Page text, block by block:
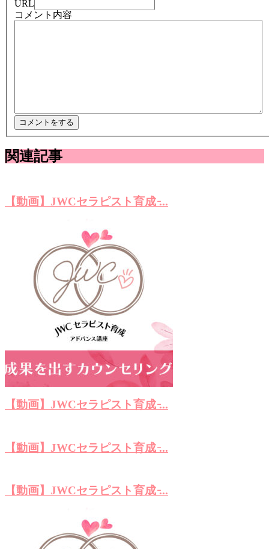
URL
コメント内容
関連記事
【動画】JWCセラピスト育成 ̵...
【動画】JWCセラピスト育成 ̵...
【動画】JWCセラピスト育成 ̵...
【動画】JWCセラピスト育成 ̵...